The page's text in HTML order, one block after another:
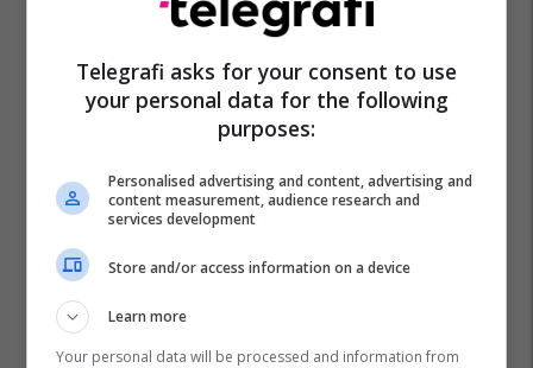
Telegrafi asks for your consent to use
your personal data for the following
purposes:
Personalised advertising and content, advertising and
content measurement, audience research and
services development
Store and/or access information on a device
Learn more
Your personal data will be processed and information from